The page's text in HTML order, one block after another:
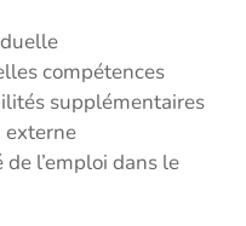
compétences
supplémentaires
externe
l’emploi dans le